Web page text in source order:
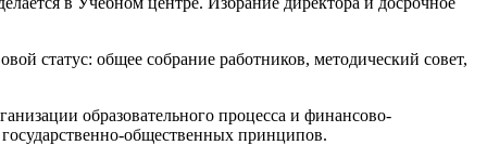
статус: общее собрание работников, методический совет,
образовательного процесса и финансово-
общественных принципов.